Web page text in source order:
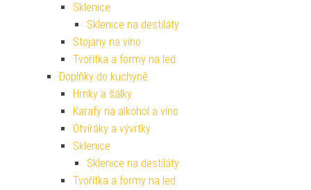
Sklenice
Sklenice na destiláty
Stojany na víno
Tvořítka a formy na led
Doplňky do kuchyně
Hrnky a šálky
Karafy na alkohol a víno
Otvíráky a vývrtky
Sklenice
Sklenice na destiláty
Tvořítka a formy na led